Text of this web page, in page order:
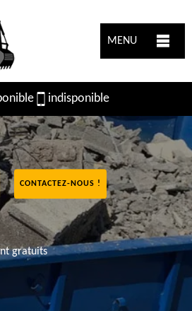
MENU
indisponible
CONTACTEZ-NOUS !
gratuits